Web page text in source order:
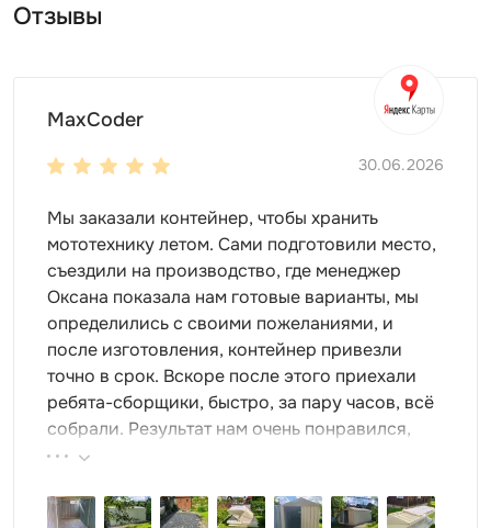
Требования к эксплуатации
Для того, чтобы контейнер служил вам долгие годы и
надежно хранил доверенное ему имущество,
понадобится немного ваших усилий и внимания.
Обязательно и необходимо проводить сезонное
летнего на зимний важно смазывать петли дверей и
Отзывы
MaxCoder
30.06.2026
Мы заказали контейнер, чтобы хранить
мототехнику летом. Сами подготовили место,
съездили на производство, где менеджер
Оксана показала нам готовые варианты, мы
определились с своими пожеланиями, и
после изготовления, контейнер привезли
точно в срок. Вскоре после этого приехали
ребята-сборщики, быстро, за пару часов, всё
собрали. Результат нам очень понравился,
поэтому всем советуем эту фирму.